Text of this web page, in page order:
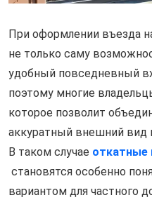
При оформлении въезда
не только саму
удобный повседневный
поэтому многие
которое позволит
аккуратный внешний вид
В таком случае откатные
становятся особенно
вариантом для частного